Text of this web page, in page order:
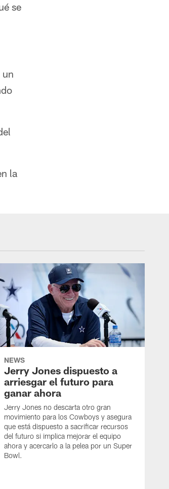
se
la
NEWS
Jerry Jones dispuesto a
arriesgar el futuro para
ganar ahora
Jerry Jones no descarta otro gran
movimiento para los Cowboys y asegura
que está dispuesto a sacrificar recursos
del futuro si implica mejorar el equipo
ahora y acercarlo a la pelea por un Super
Bowl.